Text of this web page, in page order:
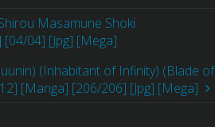
Masamune Shoki
04] [Jpg] [Mega]
(Inhabitant of Infinity) (Blade of
[Manga] [206/206] [Jpg] [Mega]